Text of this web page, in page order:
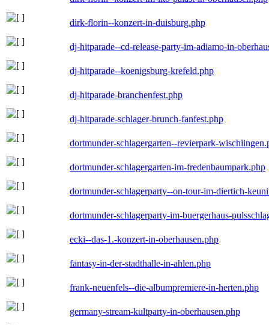
dirk-florin--konzert-in-duisburg.php
dj-hitparade--cd-release-party-im-adiamo-in-
dj-hitparade--koenigsburg-krefeld.php
dj-hitparade-branchenfest.php
dj-hitparade-schlager-brunch-fanfest.php
dortmunder-schlagergarten--revierpark-
dortmunder-schlagergarten-im-fredenbaumpark.php
dortmunder-schlagerparty--on-tour-im-diertich-
dortmunder-schlagerparty-im-buergerhaus-
ecki--das-1.-konzert-in-oberhausen.php
fantasy-in-der-stadthalle-in-ahlen.php
frank-neuenfels--die-albumpremiere-in-herten.php
germany-stream-kultparty-in-oberhausen.php